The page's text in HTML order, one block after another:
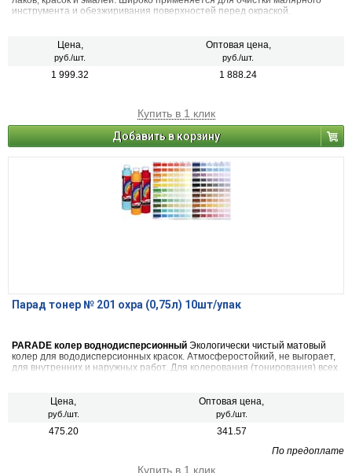
инструмента и обезжиривания поверхностей перед окраской.
Цена,
руб./шт.
Оптовая цена,
руб./шт.
1 999.32 1 888.24
Купить в 1 клик
Добавить в корзину
Парад тонер № 201 охра (0,75л) 10шт/упак
PARADE колер воднодисперсионный Экологически чистый матовый
колер для вододисперсионных красок. Атмосферостойкий, не выгорает,
для внутренних и наружных работ. Для колерования (тонирования) всех
декоративных и дизайнерских работ. 22 цвета
Цена,
руб./шт.
Оптовая цена,
руб./шт.
475.20
341.57
По предоплате
Купить в 1 клик